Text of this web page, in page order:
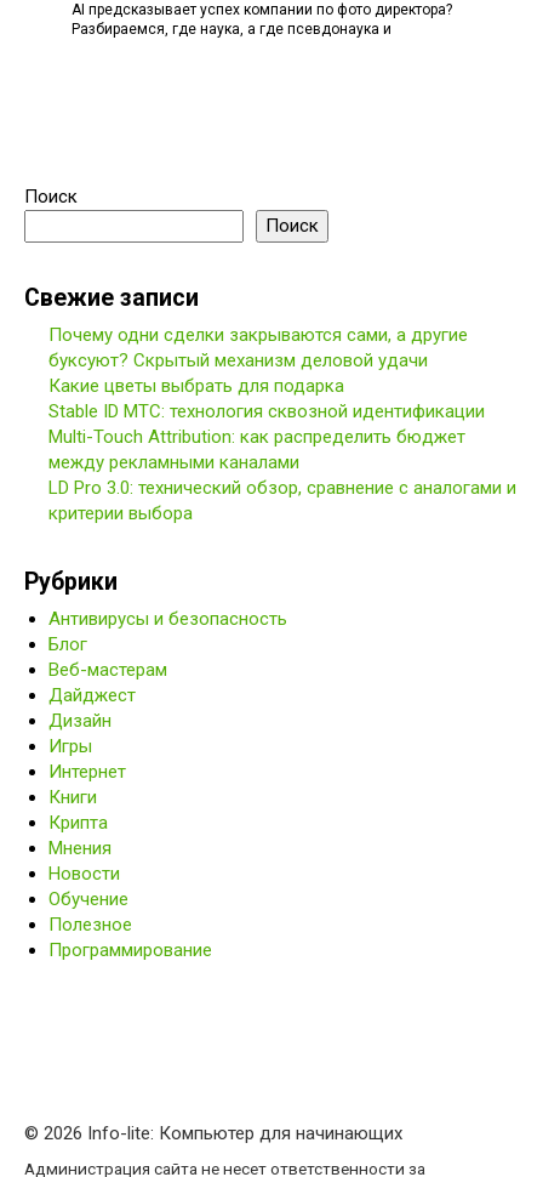
AI предсказывает успех компании по фото директора?
Разбираемся, где наука, а где псевдонаука и
Поиск
Поиск
Свежие записи
Почему одни сделки закрываются сами, а другие
буксуют? Скрытый механизм деловой удачи
Какие цветы выбрать для подарка
Stable ID МТС: технология сквозной идентификации
Multi-Touch Attribution: как распределить бюджет
между рекламными каналами
LD Pro 3.0: технический обзор, сравнение с аналогами и
критерии выбора
Рубрики
Антивирусы и безопасность
Блог
Веб-мастерам
Дайджест
Дизайн
Игры
Интернет
Книги
Крипта
Мнения
Новости
Обучение
Полезное
Программирование
© 2026 Info-lite: Компьютер для начинающих
Администрация сайта не несет ответственности за